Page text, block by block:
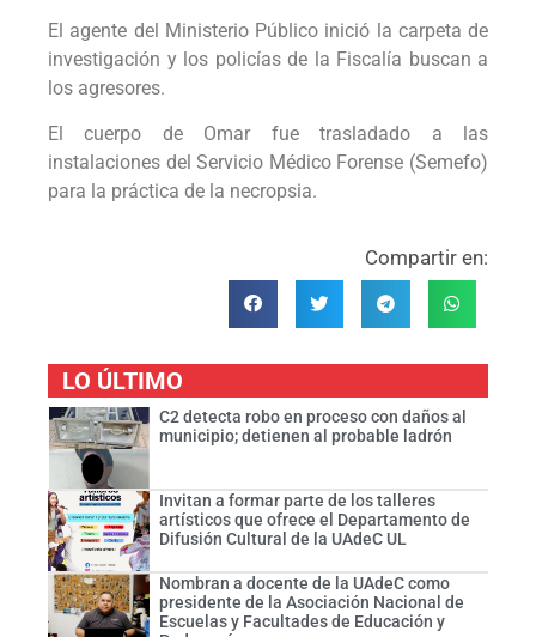
El agente del Ministerio Público inició la carpeta de
investigación y los policías de la Fiscalía buscan a
los agresores.
El cuerpo de Omar fue trasladado a las
instalaciones del Servicio Médico Forense (Semefo)
para la práctica de la necropsia.
Compartir en:
LO ÚLTIMO
C2 detecta robo en proceso con daños al
municipio; detienen al probable ladrón
Invitan a formar parte de los talleres
artísticos que ofrece el Departamento de
Difusión Cultural de la UAdeC UL
Nombran a docente de la UAdeC como
presidente de la Asociación Nacional de
Escuelas y Facultades de Educación y